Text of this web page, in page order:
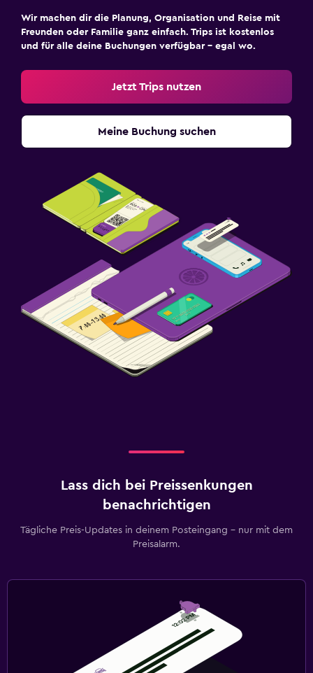
Wir machen dir die Planung, Organisation und Reise mit
Freunden oder Familie ganz einfach. Trips ist kostenlos
und für alle deine Buchungen verfügbar – egal wo.
Jetzt Trips nutzen
Meine Buchung suchen
Lass dich bei Preissenkungen
benachrichtigen
Tägliche Preis-Updates in deinem Posteingang – nur mit dem
Preisalarm.